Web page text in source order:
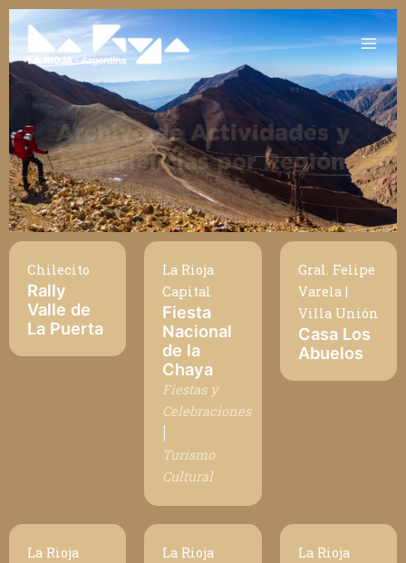
contenido
Main
Archivo de Actividades y
Experiencias por Región
Chilecito
Rally
Valle de
La Puerta
La Rioja
Capital
Fiesta
Nacional
de la
Chaya
Fiestas y
Celebraciones
Turismo
Cultural
Gral. Felipe
Varela |
Villa Unión
Casa Los
Abuelos
La Rioja
La Rioja
La Rioja